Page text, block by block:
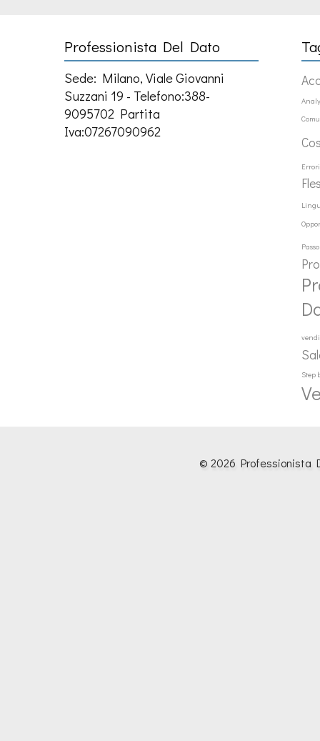
Professionista Del Dato
Sede: Milano, Viale Giovanni
Suzzani 19 - Telefono:388-
9095702 Partita
Iva:07267090962
Errori
Passo
Step
© 2026 Professionista